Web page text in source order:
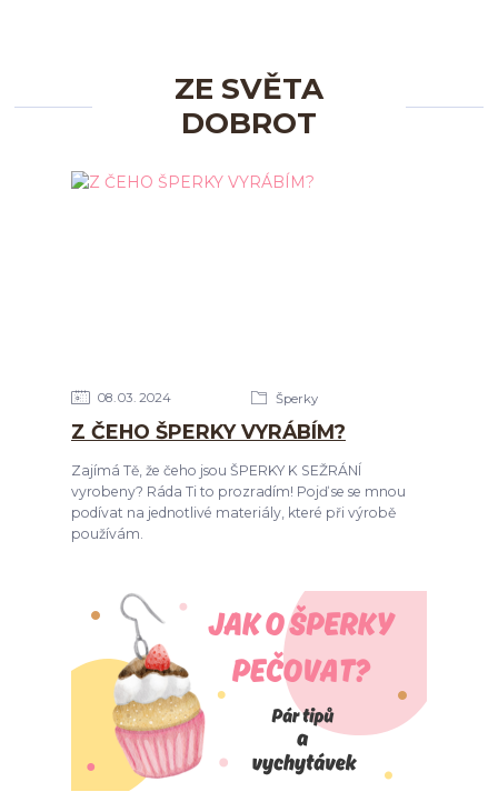
ZE SVĚTA
DOBROT
08 03 2024 Šperky
Z ČEHO ŠPERKY VYRÁBÍM?
Zajímá Tě, že čeho jsou ŠPERKY K SEŽRÁNÍ
vyrobeny? Ráda Ti to prozradím! Pojď se se mnou
podívat na jednotlivé materiály, které při výrobě
používám.